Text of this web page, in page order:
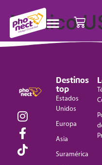
Mexico
Destinos
top
Estados
Unidos
Europa
Asia
Suramérica